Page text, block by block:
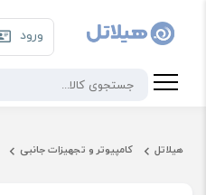
ورود
هیلاتل کامپیوتر و تجهیزات جانبی